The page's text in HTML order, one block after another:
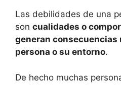
Las debilidades de una
son cualidades o
generan consecuencias
persona o su entorno.
De hecho muchas